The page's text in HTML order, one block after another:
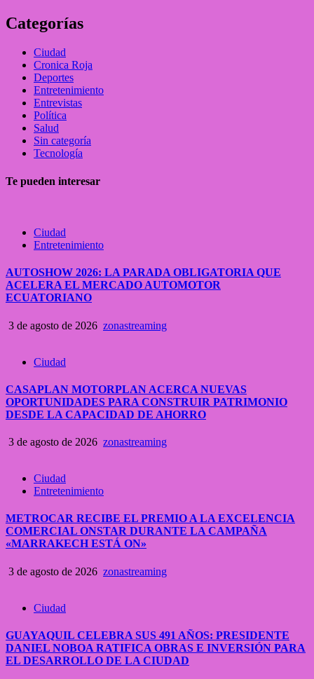
Categorías
Ciudad
Cronica Roja
Deportes
Entretenimiento
Entrevistas
Política
Salud
Sin categoría
Tecnología
Te pueden interesar
Ciudad
Entretenimiento
AUTOSHOW 2026: LA PARADA OBLIGATORIA QUE
ACELERA EL MERCADO AUTOMOTOR
ECUATORIANO
3 de agosto de 2026 zonastreaming
Ciudad
CASAPLAN MOTORPLAN ACERCA NUEVAS
OPORTUNIDADES PARA CONSTRUIR PATRIMONIO
DESDE LA CAPACIDAD DE AHORRO
3 de agosto de 2026 zonastreaming
Ciudad
Entretenimiento
METROCAR RECIBE EL PREMIO A LA EXCELENCIA
COMERCIAL ONSTAR DURANTE LA CAMPAÑA
«MARRAKECH ESTÁ ON»
3 de agosto de 2026 zonastreaming
Ciudad
GUAYAQUIL CELEBRA SUS 491 AÑOS: PRESIDENTE
DANIEL NOBOA RATIFICA OBRAS E INVERSIÓN PARA
EL DESARROLLO DE LA CIUDAD